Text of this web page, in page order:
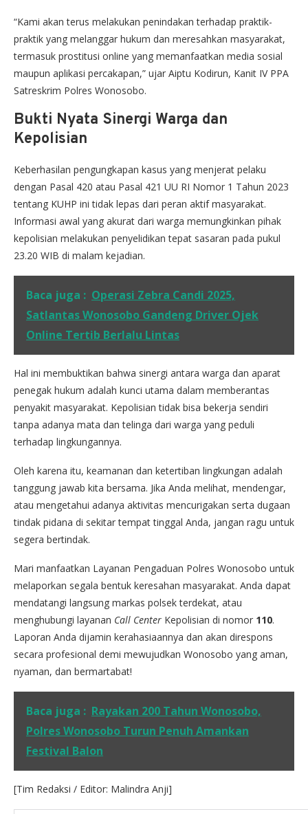
“Kami akan terus melakukan penindakan terhadap praktik-
praktik yang melanggar hukum dan meresahkan masyarakat,
termasuk prostitusi online yang memanfaatkan media sosial
maupun aplikasi percakapan,” ujar Aiptu Kodirun, Kanit IV PPA
Satreskrim Polres Wonosobo.
Bukti Nyata Sinergi Warga dan
Kepolisian
Keberhasilan pengungkapan kasus yang menjerat pelaku
dengan Pasal 420 atau Pasal 421 UU RI Nomor 1 Tahun 2023
tentang KUHP ini tidak lepas dari peran aktif masyarakat.
Informasi awal yang akurat dari warga memungkinkan pihak
kepolisian melakukan penyelidikan tepat sasaran pada pukul
23.20 WIB di malam kejadian.
Baca juga : Operasi Zebra Candi 2025,
Satlantas Wonosobo Gandeng Driver Ojek
Online Tertib Berlalu Lintas
Hal ini membuktikan bahwa sinergi antara warga dan aparat
penegak hukum adalah kunci utama dalam memberantas
penyakit masyarakat. Kepolisian tidak bisa bekerja sendiri
tanpa adanya mata dan telinga dari warga yang peduli
terhadap lingkungannya.
Oleh karena itu, keamanan dan ketertiban lingkungan adalah
tanggung jawab kita bersama. Jika Anda melihat, mendengar,
atau mengetahui adanya aktivitas mencurigakan serta dugaan
tindak pidana di sekitar tempat tinggal Anda, jangan ragu untuk
segera bertindak.
Mari manfaatkan Layanan Pengaduan Polres Wonosobo untuk
melaporkan segala bentuk keresahan masyarakat. Anda dapat
mendatangi langsung markas polsek terdekat, atau
menghubungi layanan Call Center Kepolisian di nomor 110.
Laporan Anda dijamin kerahasiaannya dan akan direspons
secara profesional demi mewujudkan Wonosobo yang aman,
nyaman, dan bermartabat!
Baca juga : Rayakan 200 Tahun Wonosobo,
Polres Wonosobo Turun Penuh Amankan
Festival Balon
[Tim Redaksi / Editor: Malindra Anji]